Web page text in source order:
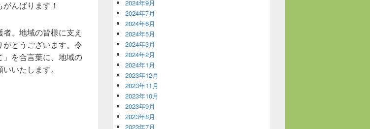
んばります！
、地域の皆様に支え
とうございます。令
を合言葉に、地域の
いたします。
2024年9月
2024年7月
2024年6月
2024年5月
2024年3月
2024年2月
2024年1月
2023年12月
2023年11月
2023年10月
2023年9月
2023年8月
2023年7月